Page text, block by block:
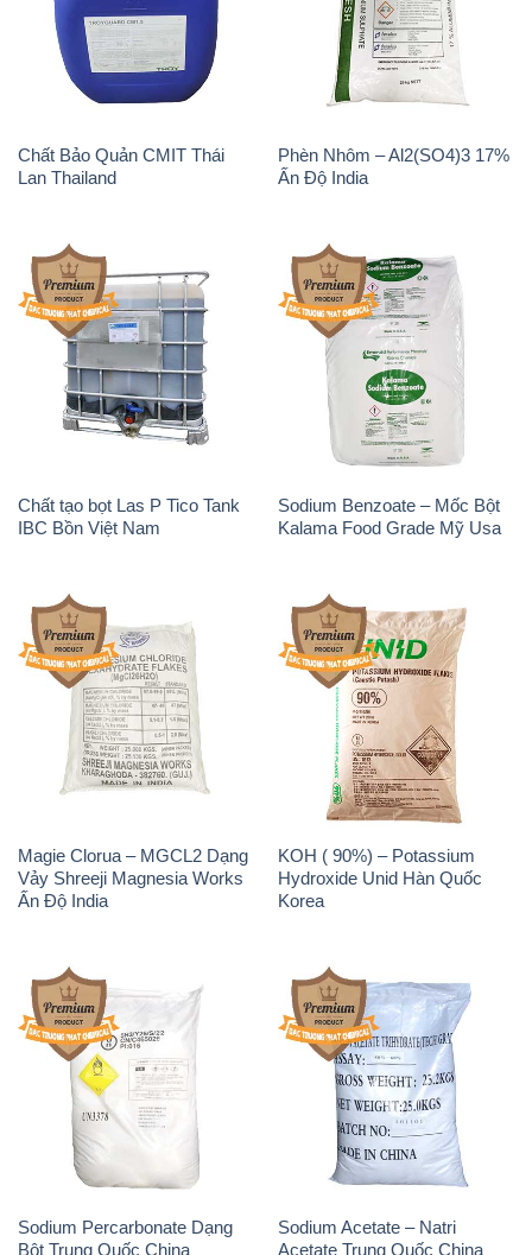
Chất Bảo Quản CMIT Thái
Lan Thailand
Phèn Nhôm – Al2(SO4)3 17%
Ấn Độ India
Chất tạo bọt Las P Tico Tank
IBC Bồn Việt Nam
Sodium Benzoate – Mốc Bột
Kalama Food Grade Mỹ Usa
Magie Clorua – MGCL2 Dạng
Vảy Shreeji Magnesia Works
Ấn Độ India
KOH ( 90%) – Potassium
Hydroxide Unid Hàn Quốc
Korea
Sodium Percarbonate Dạng
Bột Trung Quốc China
Sodium Acetate – Natri
Acetate Trung Quốc China